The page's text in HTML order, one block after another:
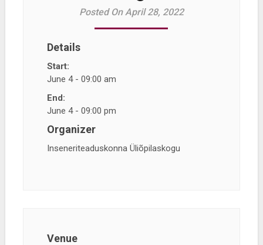
Posted On April 28, 2022
Details
Start:
June 4 - 09:00 am
End:
June 4 - 09:00 pm
Organizer
Inseneriteaduskonna Üliõpilaskogu
Venue